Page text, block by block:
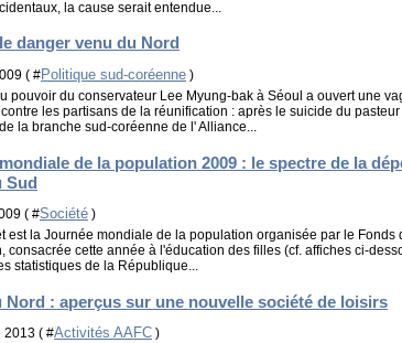
la cause serait entendue...
danger venu du Nord
( #Politique sud-coréenne )
pouvoir du conservateur Lee Myung-bak à Séoul a ouvert une
les partisans de la réunification : après le suicide du
la branche sud-coréenne de l' Alliance...
de la population 2009 : le spectre de la
Sud
( #Société )
est la Journée mondiale de la population organisée par le Fonds
consacrée cette année à l'éducation des filles (cf. affiches ci-
statistiques de la République...
Nord : aperçus sur une nouvelle société de loisirs
2013 ( #Activités AAFC )